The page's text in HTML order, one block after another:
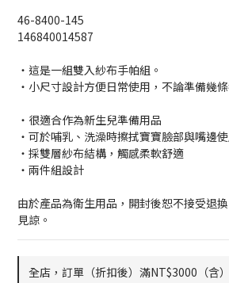
46-8400-145
146840014587
・這是一組雙入紗布手帕組。
・小尺寸設計方便日常使用，不論準備幾
・很適合作為新生兒準備用品
・可於哺乳、洗澡時擦拭寶寶臉部與嘴邊
・採雙層紗布結構，觸感柔軟舒適
・兩件組設計
由於產品為衛生用品，開封後恕不接受退
見諒。
全店，訂單（折扣後）滿NT$3000（含